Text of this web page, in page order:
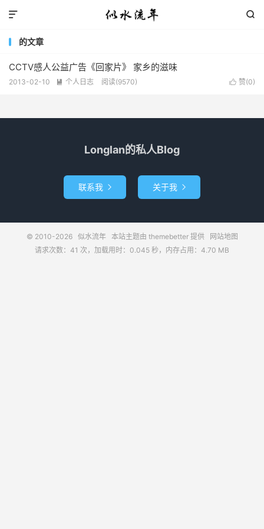


的文章
CCTV感人公益广告《回家片》 家乡的滋味
 赞(0)
2013-02-10  个人日志 阅读(9570)
Longlan的私人Blog
联系我  关于我 
© 2010-2026 似水流年本站主题由 themebetter提供
网站地图
请求次数：41 次，加载用时：0.045 秒，内存占用：4.70 MB